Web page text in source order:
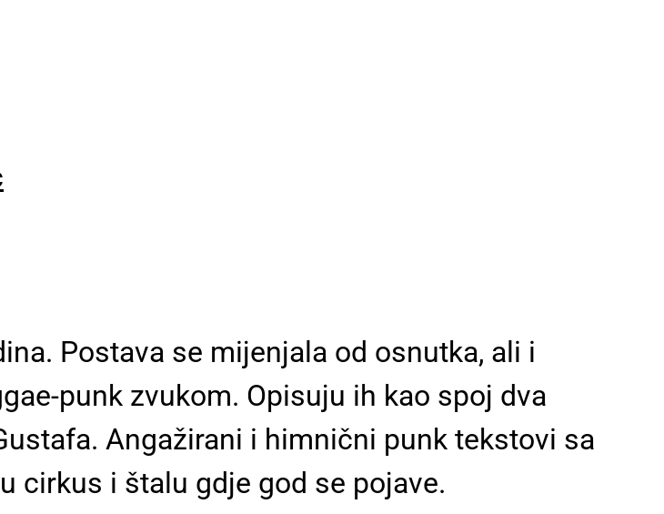
Postava se mijenjala od osnutka, ali i
punk zvukom. Opisuju ih kao spoj dva
Angažirani i himnični punk tekstovi sa
cirkus i štalu gdje god se pojave.